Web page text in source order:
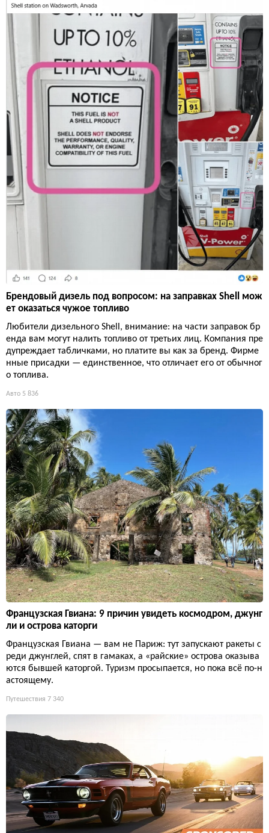
Брендовый дизель под вопросом: на заправках Shell мож
ет оказаться чужое топливо
Любители дизельного Shell, внимание: на части заправок бр
енда вам могут налить топливо от третьих лиц. Компания пре
дупреждает табличками, но платите вы как за бренд. Фирме
нные присадки — единственное, что отличает его от обычног
о топлива.
Авто 5 836
Французская Гвиана: 9 причин увидеть космодром, джунг
ли и острова каторги
Французская Гвиана — вам не Париж: тут запускают ракеты с
реди джунглей, спят в гамаках, а «райские» острова оказыва
ются бывшей каторгой. Туризм просыпается, но пока всё по-н
астоящему.
Путешествия 7 340